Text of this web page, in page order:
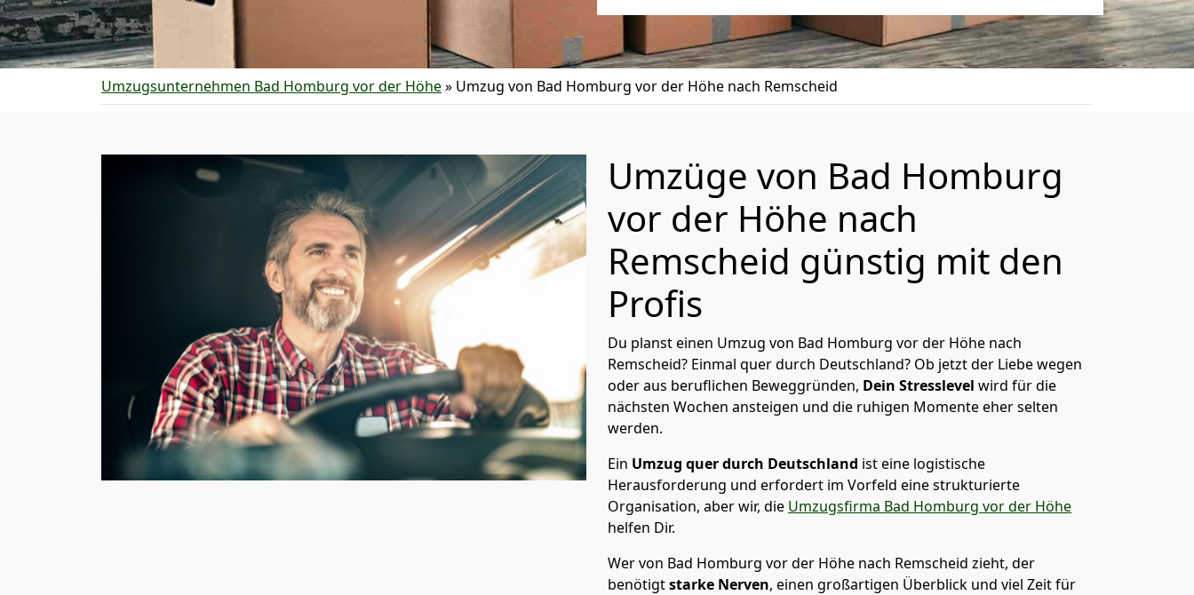
Umzugsunternehmen Bad Homburg vor der Höhe» Umzug von Bad Homburg vor der Höhe nach Remscheid
Umzüge von Bad Homburg
vor der Höhe nach
Remscheid günstig mit den
Profis
Du planst einen Umzug von Bad Homburg vor der Höhe nach
Remscheid? Einmal quer durch Deutschland? Ob jetzt der Liebe wegen
oder aus beruflichen Beweggründen, Dein Stresslevel wird für die
nächsten Wochen ansteigen und die ruhigen Momente eher selten
werden.
Ein Umzug quer durch Deutschland ist eine logistische
Herausforderung und erfordert im Vorfeld eine strukturierte
Organisation, aber wir, die Umzugsfirma Bad Homburg vor der Höhe
helfen Dir.
Wer von Bad Homburg vor der Höhe nach Remscheid zieht, der
benötigtstarke Nerven, einen großartigen Überblick und viel Zeit für